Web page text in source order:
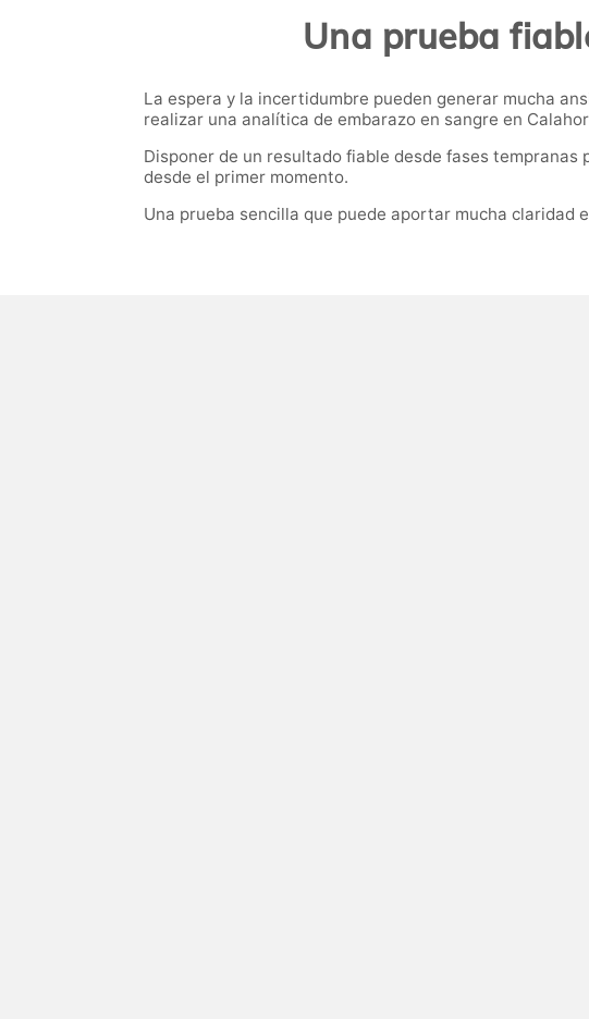
Una prueba
La espera y la incertidumbre pueden generar mucha
realizar una analítica de embarazo en sangre en
Disponer de un resultado fiable desde fases
desde el primer momento.
Una prueba sencilla que puede aportar mucha claridad